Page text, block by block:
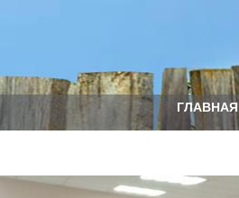
ГЛАВНАЯ